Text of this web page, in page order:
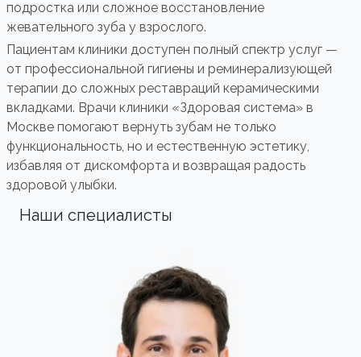
подростка или сложное восстановление
жевательного зуба у взрослого.
Пациентам клиники доступен полный спектр услуг —
от профессиональной гигиены и реминерализующей
терапии до сложных реставраций керамическими
вкладками. Врачи клиники «Здоровая система» в
Москве помогают вернуть зубам не только
функциональность, но и естественную эстетику,
избавляя от дискомфорта и возвращая радость
здоровой улыбки.
Наши специалисты